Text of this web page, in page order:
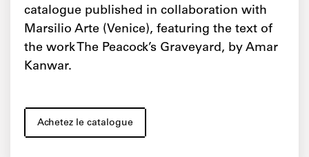
catalogue published in collaboration with
Marsilio Arte (Venice), featuring the text of
the work The Peacock’s Graveyard, by Amar
Kanwar.
Achetez le catalogue